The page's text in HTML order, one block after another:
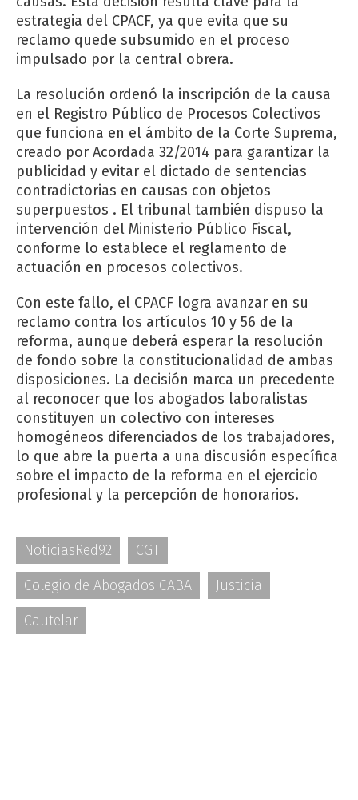
estrategia del CPACF, ya que evita que su
reclamo quede subsumido en el proceso
impulsado por la central obrera.
La resolución ordenó la inscripción de la causa
en el Registro Público de Procesos Colectivos
que funciona en el ámbito de la Corte Suprema,
creado por Acordada 32/2014 para garantizar la
publicidad y evitar el dictado de sentencias
contradictorias en causas con objetos
superpuestos . El tribunal también dispuso la
intervención del Ministerio Público Fiscal,
conforme lo establece el reglamento de
actuación en procesos colectivos.
Con este fallo, el CPACF logra avanzar en su
reclamo contra los artículos 10 y 56 de la
reforma, aunque deberá esperar la resolución
de fondo sobre la constitucionalidad de ambas
disposiciones. La decisión marca un precedente
al reconocer que los abogados laboralistas
constituyen un colectivo con intereses
homogéneos diferenciados de los trabajadores,
lo que abre la puerta a una discusión específica
sobre el impacto de la reforma en el ejercicio
profesional y la percepción de honorarios.
NoticiasRed92
CGT
Colegio de Abogados CABA
Justicia
Cautelar